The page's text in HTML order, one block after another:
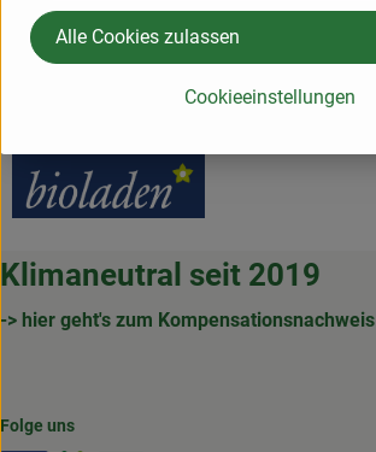
Hersteller: bioladen
Klimaneutral seit 2019
-> hier geht's zum Kompensationsnachweis
Folge uns
Cookieeinstellungen
Alle Cookies zulassen